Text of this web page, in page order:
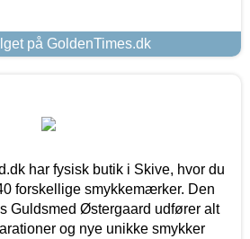
på GoldenTimes.dk
har fysisk butik i Skive, hvor du
forskellige smykkemærker. Den
Guldsmed Østergaard udfører alt
og nye unikke smykker